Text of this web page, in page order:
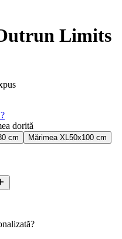
Limits
dorită
cm Mărimea XL 50x100 cm